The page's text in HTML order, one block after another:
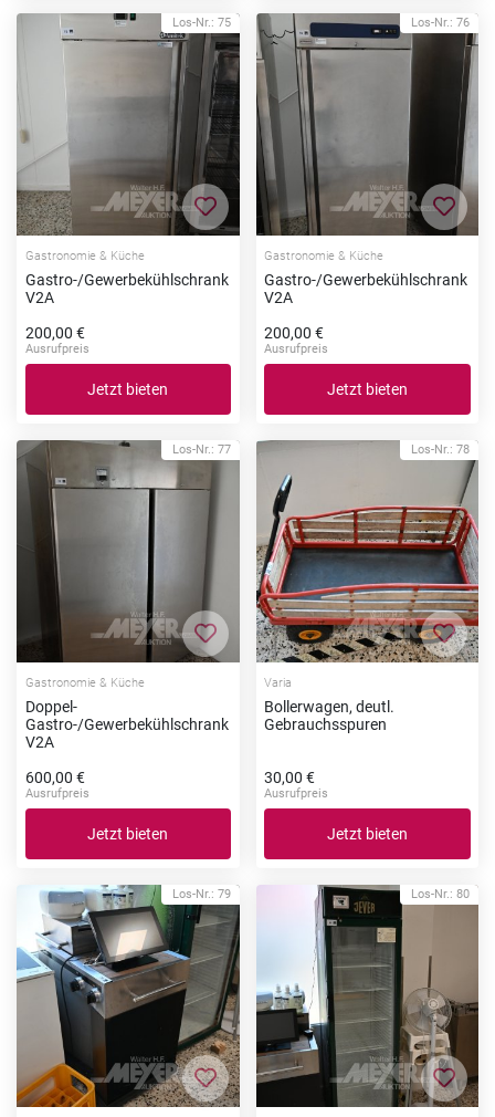
Los-Nr.: 75
Zur Merkliste hinzufügen
Gastronomie & Küche
Gastro-/Gewerbekühlschrank
V2A
200,00 €
Ausrufpreis
Jetzt bieten
Los-Nr.: 76
Zur
Gastronomie & Küche
Gastro-/Gewerbekühlschrank
V2A
200,00 €
Ausrufpreis
Jetzt bieten
Los-Nr.: 77
Zur Merkliste hinzufügen
Gastronomie & Küche
Doppel-
Gastro-/Gewerbekühlschrank
V2A
600,00 €
Ausrufpreis
Jetzt bieten
Los-Nr.: 78
Zur
Varia
Bollerwagen, deutl.
Gebrauchsspuren
30,00 €
Ausrufpreis
Jetzt bieten
Los-Nr.: 79
Zur Merkliste hinzufügen
Los-Nr.: 80
Zur